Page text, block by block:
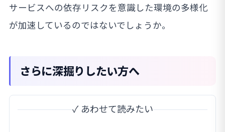
サービスへの依存リスクを意識した環境の多様化
が加速しているのではないでしょうか。
さらに深掘りしたい方へ
✓ あわせて読みたい